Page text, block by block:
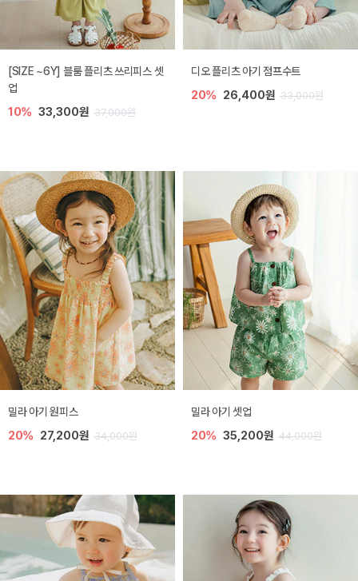
[SIZE ~6Y] 블룸 플리츠 쓰리피스 셋
업
10% 33,300원 37,000원
디오 플리츠 아기 점프수트
20% 26,400원 33,000원
밀라 아기 원피스
20% 27,200원 34,000원
밀라 아기 셋업
20% 35,200원 44,000원